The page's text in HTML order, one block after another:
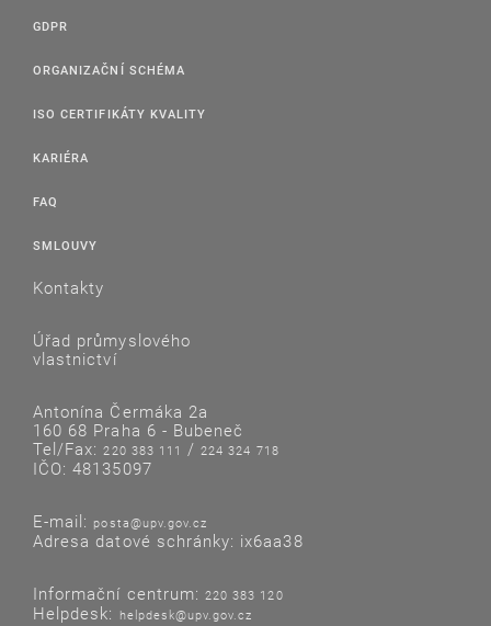
GDPR
ORGANIZAČNÍ SCHÉMA
ISO CERTIFIKÁTY KVALITY
KARIÉRA
FAQ
SMLOUVY
Kontakty
Úřad průmyslového
vlastnictví
Antonína Čermáka 2a
160 68 Praha 6 - Bubeneč
Tel/Fax:220 383 111 /224 324 718
IČO: 48135097
E-mail: posta@upv.gov.cz
Adresa datové schránky: ix6aa38
Informační centrum: 220 383 120
Helpdesk: helpdesk@upv.gov.cz